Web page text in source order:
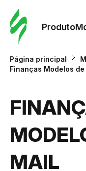
Produto
Página principal
Finanças Modelos de
MAIL